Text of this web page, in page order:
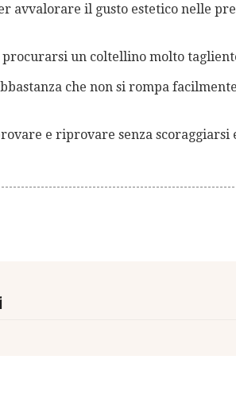
avvalorare il gusto estetico nelle
procurarsi un coltellino molto
che non si rompa
e riprovare senza scoraggiarsi